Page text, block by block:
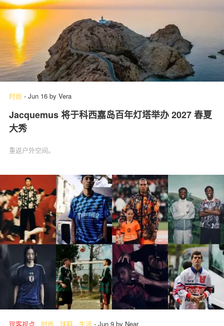
时尚 - Jun 16 by Vera
Jacquemus 将于科西嘉岛百年灯塔举办 2027 春夏
大秀
重返户外空间。
现客视点 . 时尚 . 球鞋 . 生活 - Jun 9 by Near